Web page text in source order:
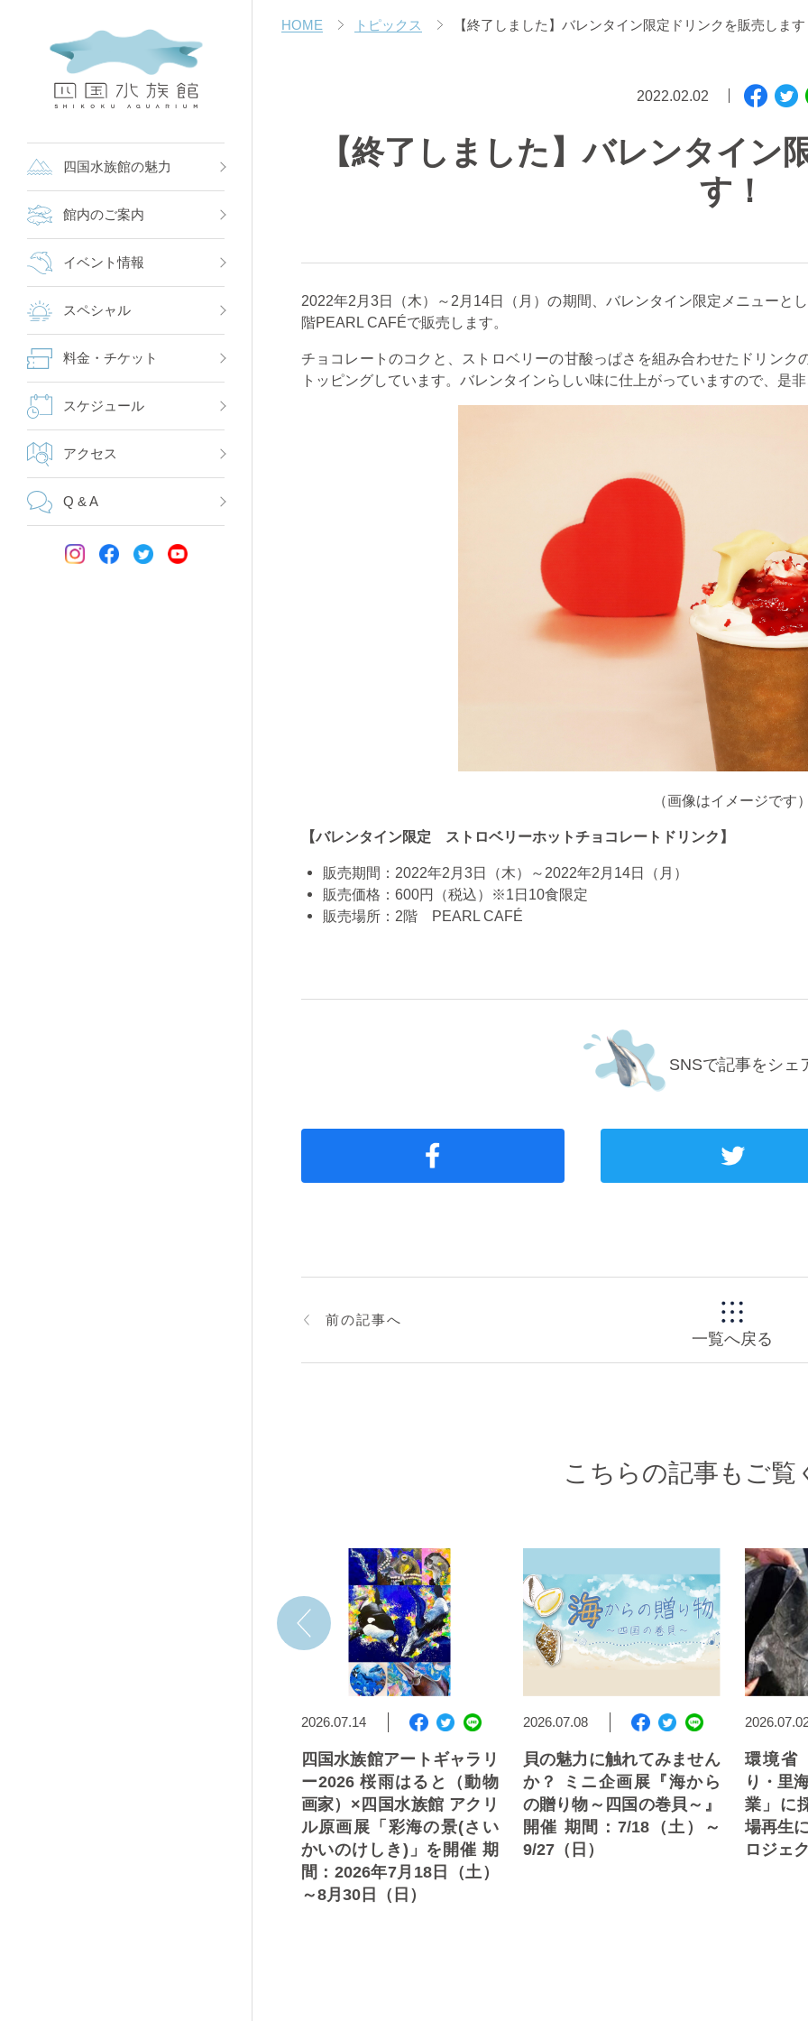
四国水族館の魅力
館内のご案内
イベント情報
スペシャル
料金・チケット
スケジュール
アクセス
Q & A
HOME トピックス 【終了しました】バレンタイン限定ドリンクを販売します
2022.02.02
【終了しました】バレンタイン
す！
2022年2月3日（木）～2月14日（月）の期間、バレンタイン限定メニューと
階PEARL CAFÉで販売します。
チョコレートのコクと、ストロベリーの甘酸っぱさを組み合わせたドリン
トッピングしています。バレンタインらしい味に仕上がっていますので、是
（画像はイメージです
【バレンタイン限定 ストロベリーホットチョコレートドリンク】
販売期間：2022年2月3日（木）～2022年2月14日（月）
販売価格：600円（税込）※1日10食限定
販売場所：2階 PEARL CAFÉ
SNSで記事をシェ
前の記事へ
一覧へ戻る
こちらの記事もご覧
2026.07.14
四国水族館アートギャラリ
ー2026 桜雨はると（動物
画家）×四国水族館 アクリ
ル原画展「彩海の景(さい
かいのけしき)」を開催 期
間：2026年7月18日（土）
～8月30日（日）
2026.07.08
貝の魅力に触れてみません
か？ ミニ企画展『海から
の贈り物～四国の巻貝～』
開催 期間：7/18（土）～
9/27（日）
環境省
り・里
業」に
場再生
ロジェ